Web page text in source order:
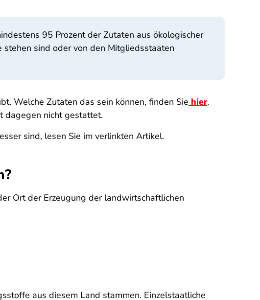
95 Prozent der Zutaten aus ökologischer
sind oder von den Mitgliedsstaaten
Welche Zutaten das sein können, finden Sie hier.
dagegen nicht gestattet.
sind, lesen Sie im verlinkten Artikel.
Ort der Erzeugung der landwirtschaftlichen
aus diesem Land stammen. Einzelstaatliche